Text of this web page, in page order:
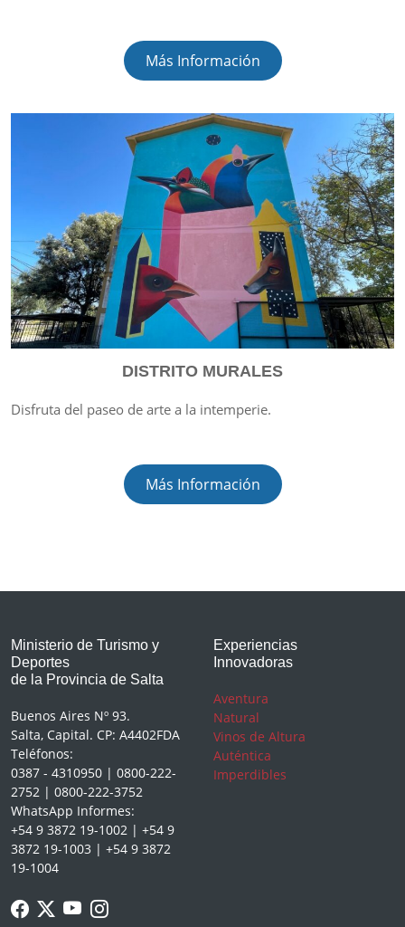
Más Información
DISTRITO MURALES
Disfruta del paseo de arte a la intemperie.
Más Información
Ministerio de Turismo y
Deportes
de la Provincia de Salta
Buenos Aires Nº 93.
Salta, Capital. CP: A4402FDA
Teléfonos:
0387 - 4310950 | 0800-222-
2752 | 0800-222-3752
WhatsApp Informes:
+54 9 3872 19-1002 | +54 9
3872 19-1003 | +54 9 3872
19-1004
Experiencias
Innovadoras
Aventura
Natural
Vinos de Altura
Auténtica
Imperdibles